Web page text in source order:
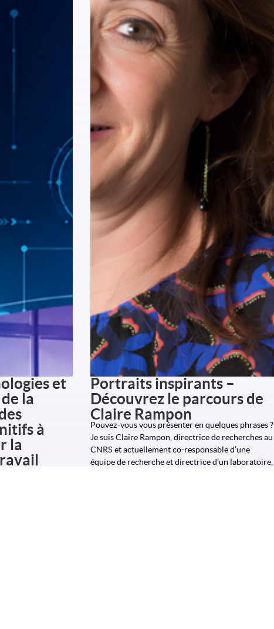
et
la
à
la
Portraits inspirants –
Découvrez le parcours de
Claire Rampon
Pouvez-vous vous présenter en quelques phrases ?
Je suis Claire Rampon, directrice de recherches au
CNRS et actuellement co-responsable d’une
équipe de recherche et directrice d’un laboratoire,